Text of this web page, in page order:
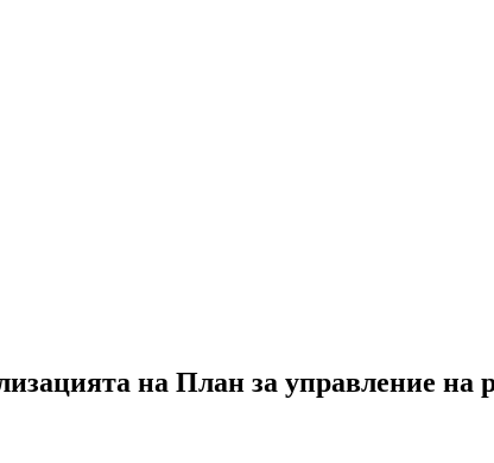
на План за управление на